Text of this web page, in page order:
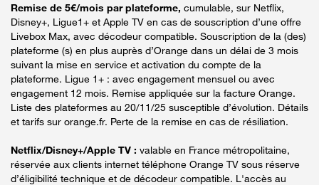
Remise de 5€/mois par plateforme, cumulable, sur Netflix,
Disney+, Ligue1+ et Apple TV en cas de souscription d’une offre
Livebox Max, avec décodeur compatible. Souscription de la (des)
plateforme (s) en plus auprès d’Orange dans un délai de 3 mois
suivant la mise en service et activation du compte de la
plateforme. Ligue 1+ : avec engagement mensuel ou avec
engagement 12 mois. Remise appliquée sur la facture Orange.
Liste des plateformes au 20/11/25 susceptible d’évolution. Détails
et tarifs sur orange.fr. Perte de la remise en cas de résiliation.
Netflix/Disney+/Apple TV : valable en France métropolitaine,
réservée aux clients internet téléphone Orange TV sous réserve
d’éligibilité technique et de décodeur compatible. L'accès au